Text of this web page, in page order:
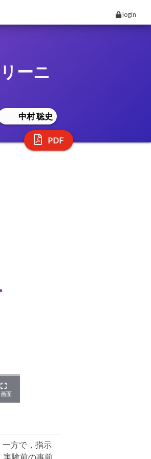
login
ーニ
中村 聡史
PDF
方で，指示
実験前の事前